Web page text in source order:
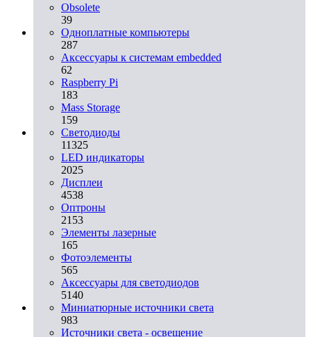
Obsolete
39
Одноплатные компьютеры
287
Аксессуары к системам embedded
62
Raspberry Pi
183
Mass Storage
159
Светодиоды
11325
LED индикаторы
2025
Дисплеи
4538
Оптроны
2153
Элементы лазерные
165
Фотоэлементы
565
Аксессуары для светодиодов
5140
Миниатюрные источники света
983
Источники света - освещение